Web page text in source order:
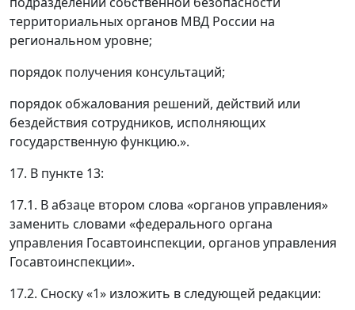
территориальных органов МВД России на
региональном уровне;
порядок получения консультаций;
порядок обжалования решений, действий или
бездействия сотрудников, исполняющих
государственную функцию.».
17. В пункте 13:
17.1. В абзаце втором слова «органов управления»
заменить словами «федерального органа
управления Госавтоинспекции, органов управления
Госавтоинспекции».
17.2. Сноску «1» изложить в следующей редакции: